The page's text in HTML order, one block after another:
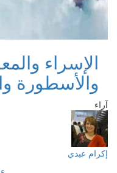
الإسراء
والأسطورة
آراء
إكرام عبدي